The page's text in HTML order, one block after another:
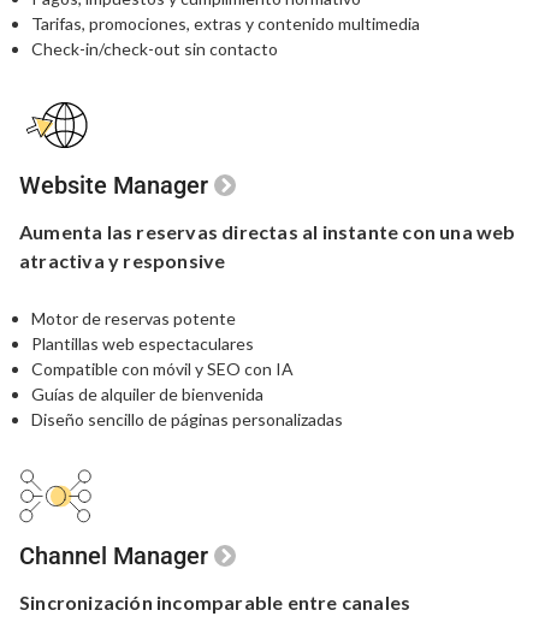
Tarifas, promociones, extras y contenido multimedia
Check-in/check-out sin contacto
Website Manager
Aumenta las reservas directas al instante con unaweb
atractiva y responsive
Motor de reservas potente
Plantillas web espectaculares
Compatible con móvil y SEO con IA
Guías de alquiler de bienvenida
Diseño sencillo de páginas personalizadas
Channel Manager
Sincronización incomparable entre canales